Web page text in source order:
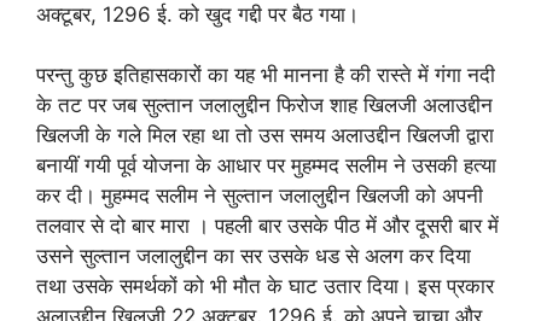
अक्टूबर, 1296 ई. को खुद गद्दी पर बैठ गया।
परन्तु कुछ इतिहासकारों का यह भी मानना है की रास्ते में गंगा नदी
के तट पर जब सुल्तान जलालुद्दीन फिरोज शाह खिलजी अलाउद्दीन
खिलजी के गले मिल रहा था तो उस समय अलाउद्दीन खिलजी द्वारा
बनायीं गयी पूर्व योजना के आधार पर मुहम्मद सलीम ने उसकी हत्या
कर दी। मुहम्मद सलीम ने सुल्तान जलालुद्दीन खिलजी को अपनी
तलवार से दो बार मारा । पहली बार उसके पीठ में और दूसरी बार में
उसने सुल्तान जलालुद्दीन का सर उसके धड से अलग कर दिया
तथा उसके समर्थकों को भी मौत के घाट उतार दिया। इस प्रकार